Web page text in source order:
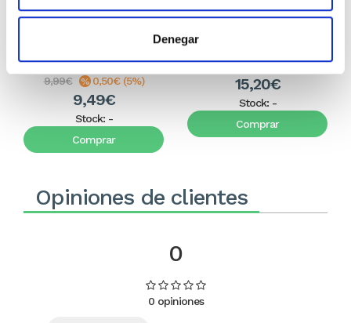
Denegar
9,99€ 0,50€ (5%)
9,49€
Stock: -
Comprar
16,00€ 0,80€ (5%)
15,20€
Stock: -
Comprar
Opiniones de clientes
0
0 opiniones